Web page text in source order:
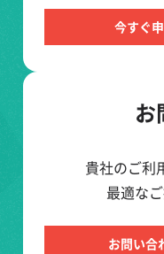
今すぐ
お
貴社のご利
最適な
お問い合